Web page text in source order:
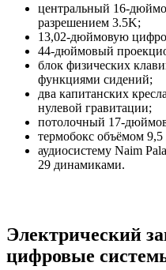
центральный 16-
разрешением 3.5K;
13,02-дюймовую
44-дюймовый
блок физических
функциями сидений;
два капитанских
нулевой гравитации;
потолочный 17-
термобокс объёмом 9,5
аудиосистему Naim
29 динамиками.
Электрический
цифровые